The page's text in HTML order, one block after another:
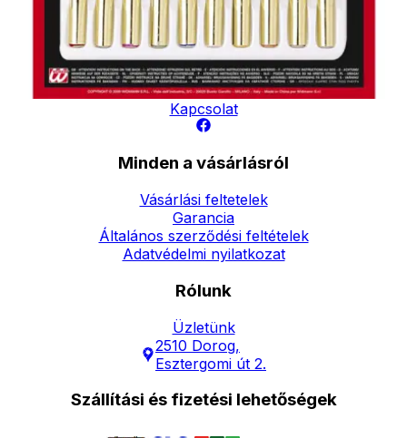
Elérhetőség
Hírlevél
Kapcsolat
Minden a vásárlásról
Vásárlási feltetelek
Garancia
Általános szerződési feltételek
Adatvédelmi nyilatkozat
Rólunk
Üzletünk
2510 Dorog,
Esztergomi út 2.
Szállítási és fizetési lehetőségek